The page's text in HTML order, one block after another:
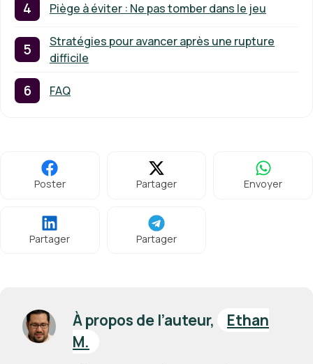
Piège à éviter : Ne pas tomber dans le jeu
Stratégies pour avancer après une rupture
difficile
FAQ
Poster Partager Envoyer
Partager Partager
À propos de l’auteur,
Ethan
M.